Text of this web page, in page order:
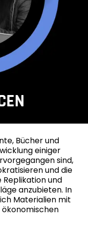
Bücher und
einiger
sind,
und die
und
anzubieten. In
Materialien mit
ökonomischen